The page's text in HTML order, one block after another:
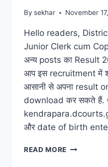
By sekhar November
Hello readers,
Junior Clerk cum
अन्य posts का Result
आप इस recruitment में
आसानी से अपना result
download कर सकते हैं.
और date of birth
READ MORE